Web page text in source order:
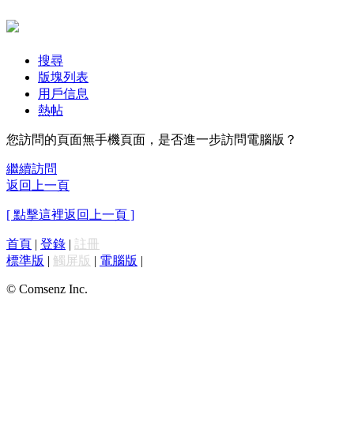
搜尋
版塊列表
用戶信息
熱帖
您訪問的頁面無手機頁面，是否進一步訪問電腦版？
繼續訪問
返回上一頁
[ 點擊這裡返回上一頁 ]
首頁 | 登錄 | 註冊
標準版 | 觸屏版 | 電腦版 |
© Comsenz Inc.